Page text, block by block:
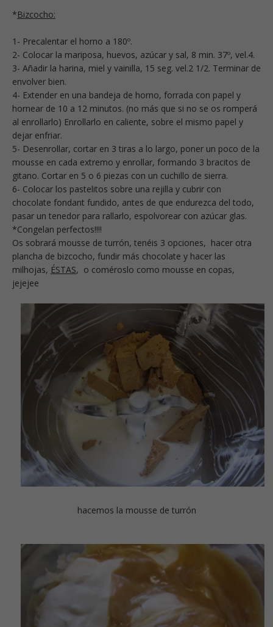
*Bizcocho:
1- Precalentar el horno a 180º.
2- Colocar la mariposa, huevos, azúcar y sal, 8 min. 37º, vel.4.
3- Añadir la harina, miel y vainilla, 15 seg. vel.2 1/2. Terminar de
envolver bien.
4- Extender en una bandeja de horno, forrada con papel y
hornear de 10 a 12 minutos. (no más que si no se os romperá
al enrollarlo) Enrollarlo en caliente, sobre el mismo papel y
dejar enfriar.
5- Desenrollar, cortar en 3 tiras a lo largo, poner un poco de la
mousse en cada extremo y enrollar, formando 3 bracitos de
gitano. Cortar en 5 o 6 piezas con un cuchillo de sierra.
6- Colocar los pastelitos sobre una rejilla y cubrir con
chocolate fondant fundido, antes de que endurezca del todo,
pasar un tenedor para rallarlo, espolvorear con azúcar glas.
*Congelan perfectos!!!!
Os sobrará mousse de turrón, tenéis 3 opciones, hacer otra
plancha de bizcocho, fundir más chocolate y hacer las
milhojas, ÉSTAS, o coméroslo como mousse en copas,
jejejee
hacemos la mousse de turrón